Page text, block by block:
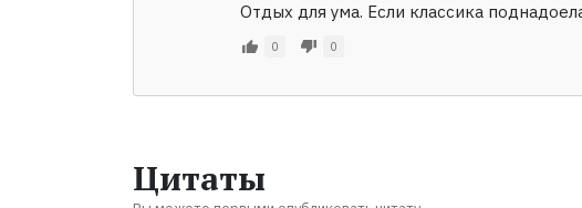
Отдых для ума. Если классика
0 0
Цитаты